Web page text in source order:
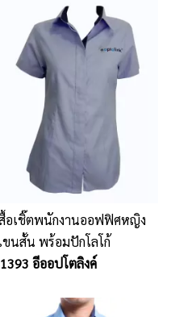
อเชิ๊ตพนักงานออฟฟิศหญิง
นสั้น พร้อมปักโลโก้
อีออปโตลิงค์